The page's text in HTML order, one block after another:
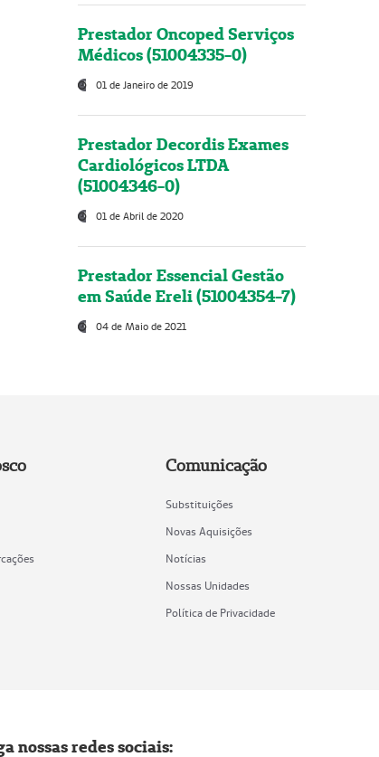
Prestador Oncoped Serviços
Médicos (51004335-0)
01 de Janeiro de 2019
Prestador Decordis Exames
Cardiológicos LTDA
(51004346-0)
01 de Abril de 2020
Prestador Essencial Gestão
em Saúde Ereli (51004354-7)
04 de Maio de 2021
Comunicação
Substituições
Novas Aquisições
Notícias
Nossas Unidades
Política de Privacidade
nossas redes sociais: